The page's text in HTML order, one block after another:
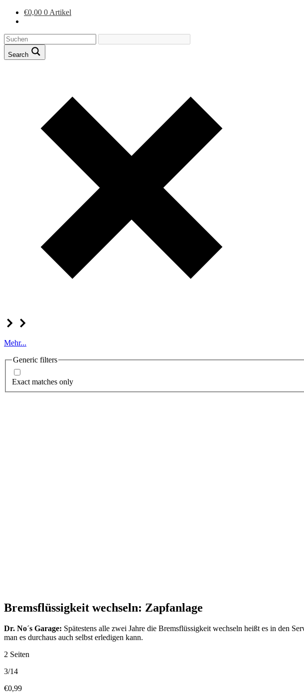
€0,00 0 Artikel
Search
Mehr...
Generic filters
Exact matches only
Bremsflüssigkeit wechseln: Zapfanlage
Dr. No´s Garage: Spätestens alle zwei Jahre die Bremsflüssigkeit wechseln heißt es in den
man es durchaus auch selbst erledigen kann.
2 Seiten
3/14
€0,99